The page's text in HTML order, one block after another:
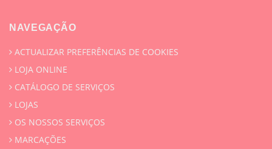
NAVEGAÇÃO
ACTUALIZAR PREFERÊNCIAS DE COOKIES
LOJA ONLINE
CATÁLOGO DE SERVIÇOS
LOJAS
OS NOSSOS SERVIÇOS
MARCAÇÕES